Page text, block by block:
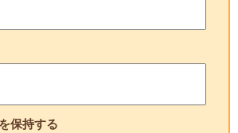
保持する